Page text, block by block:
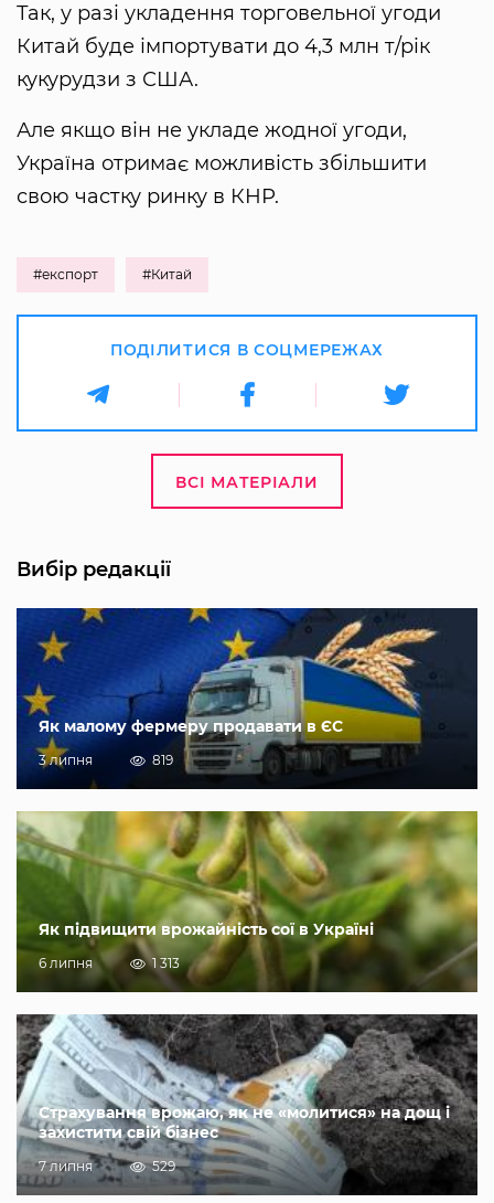
Так, у разі укладення торговельної угоди
Китай буде імпортувати до 4,3 млн т/рік
кукурудзи з США.
Але якщо він не укладе жодної угоди,
Україна отримає можливість збільшити
свою частку ринку в КНР.
#експорт #Китай
ПОДІЛИТИСЯ В СОЦМЕРЕЖАХ
ВСІ МАТЕРІАЛИ
Вибір редакції
Як малому фермеру продавати в ЄС
3 липня 819
Як підвищити врожайність сої в Україні
6 липня 1 313
Страхування врожаю, як не «молитися» на дощ і
захистити свій бізнес
7 липня 529